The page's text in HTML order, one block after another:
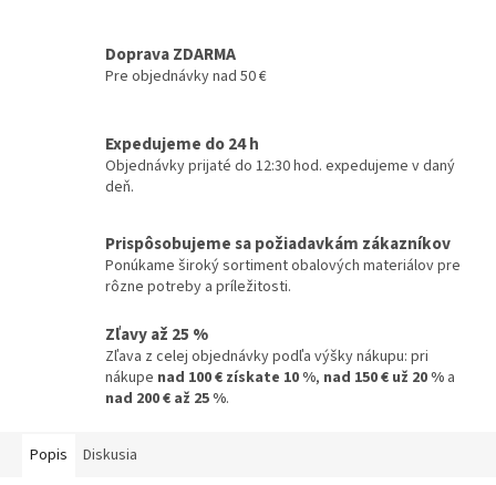
Doprava ZDARMA
Pre objednávky nad 50 €
Expedujeme do 24 h
Objednávky prijaté do 12:30 hod. expedujeme v daný
deň.
Prispôsobujeme sa požiadavkám zákazníkov
Ponúkame široký sortiment obalových materiálov pre
rôzne potreby a príležitosti.
Zľavy až 25 %
Zľava z celej objednávky podľa výšky nákupu: pri
nákupe nad 100 € získate 10 %, nad 150 € už 20 % a
nad 200 € až 25 %.
Popis Diskusia